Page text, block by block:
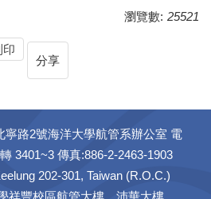
瀏覽數: 25521
印
分享
寧路2號海洋大學航管系辦公室 電
3401~3 傳真:886-2-2463-1903
202-301, Taiwan (R.O.C.)